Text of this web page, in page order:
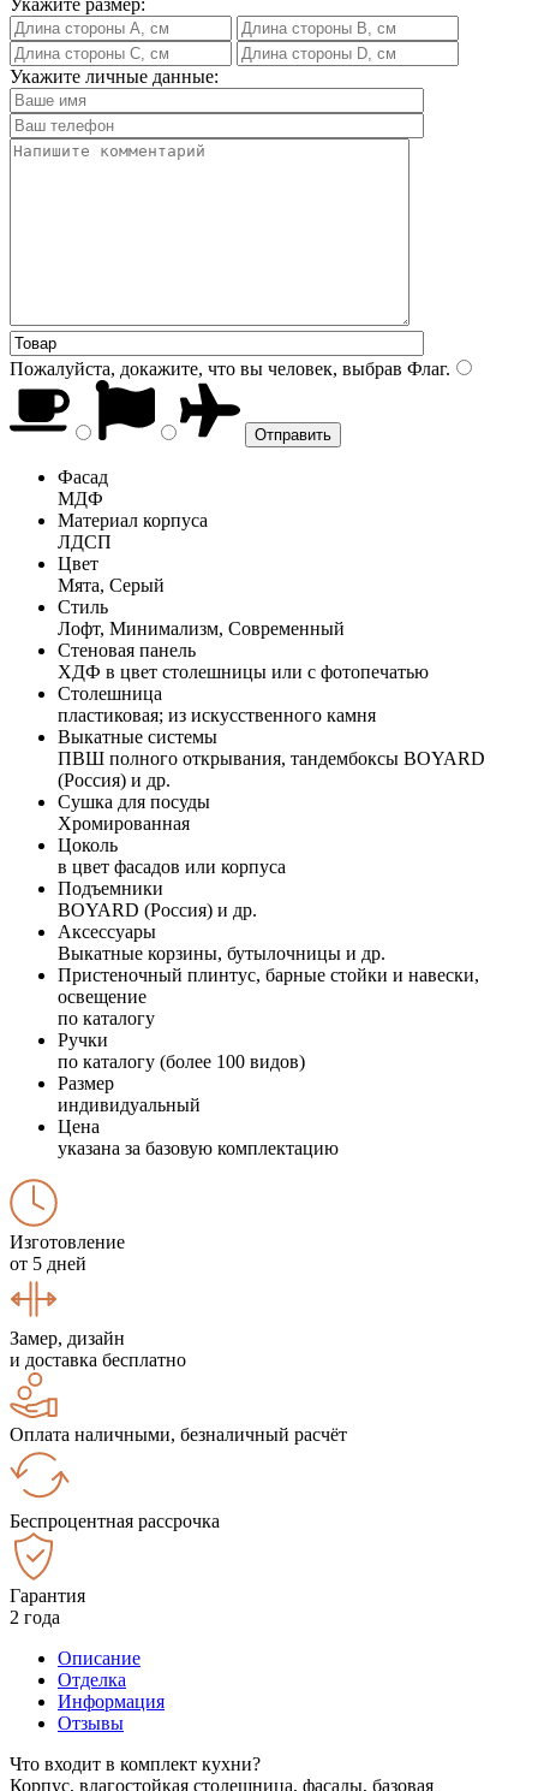
Укажите личные данные:
Пожалуйста, докажите, что вы человек, выбрав Флаг.
Фасад
МДФ
Материал корпуса
ЛДСП
Цвет
Мята, Серый
Стиль
Лофт, Минимализм, Современный
Стеновая панель
ХДФ в цвет столешницы или с фотопечатью
Столешница
пластиковая; из искусственного камня
Выкатные системы
ПВШ полного открывания, тандембоксы BOYARD
(Россия) и др.
Сушка для посуды
Хромированная
Цоколь
в цвет фасадов или корпуса
Подъемники
BOYARD (Россия) и др.
Аксессуары
Выкатные корзины, бутылочницы и др.
Пристеночный плинтус, барные стойки и навески,
освещение
по каталогу
Ручки
по каталогу (более 100 видов)
Размер
индивидуальный
Цена
указана за базовую комплектацию
Изготовление
от 5 дней
Замер, дизайн
и доставка бесплатно
Оплата наличными, безналичный расчёт
Беспроцентная рассрочка
Гарантия
2 года
Описание
Отделка
Информация
Отзывы
Что входит в комплект кухни?
Корпус, влагостойкая столешница, фасады, базовая